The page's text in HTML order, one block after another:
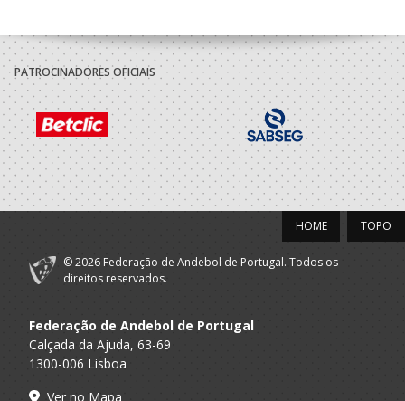
PATROCINADORES OFICIAIS
TOPO
HOME
© 2026 Federação de Andebol de Portugal. Todos os
direitos reservados.
Federação de Andebol de Portugal
Calçada da Ajuda, 63-69
1300-006 Lisboa
Ver no Mapa